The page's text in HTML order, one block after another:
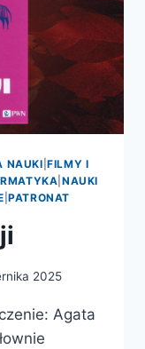
NAUKI |FILMY I
|NAUKI
|PATRONAT
2025
Agata